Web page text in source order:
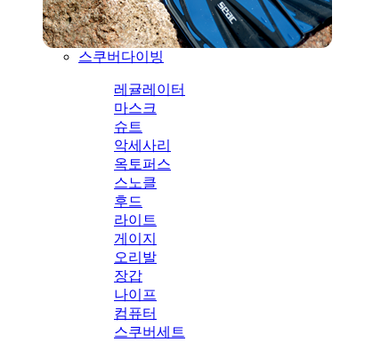
스쿠버다이빙
레귤레이터
마스크
슈트
악세사리
옥토퍼스
스노클
후드
라이트
게이지
오리발
장갑
나이프
컴퓨터
스쿠버세트